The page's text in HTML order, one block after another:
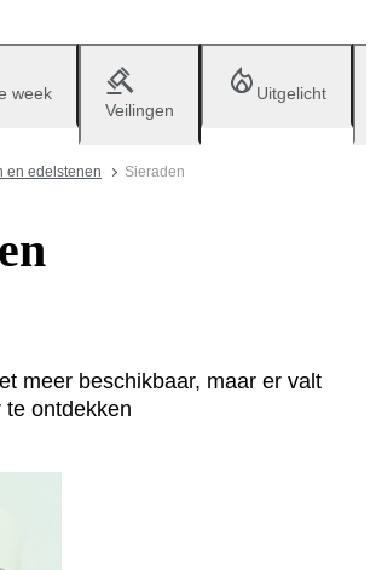
week
Veilingen
Uitgelicht
en edelstenen Sieraden
meer beschikbaar, maar er valt
te ontdekken